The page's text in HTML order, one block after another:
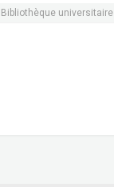
Bibliothèque universitaire